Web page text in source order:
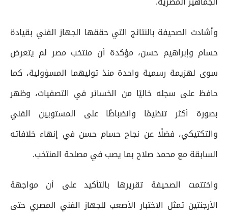
وأشادت الصحيفة بالنتائج التي حققها الجهاز الفني بقيادة
حسام وإبراهيم حسن، مؤكدة أن منتخب مصر لم يتعرض
سوى لهزيمة رسمية واحدة منذ توليهما المسؤولية، كما
حافظ على سجله خاليًا من الخسائر في التصفيات، وظهر
بصورة أكثر تنظيمًا وانضباطًا على المستويين الفني
والتكتيكي، فضلًا عن نجاح حسام حسن في إنهاء خلافاته
السابقة مع محمد صلاح بما يصب في مصلحة المنتخب.
واختتمت الصحيفة تقريرها بالتأكيد على أن مواجهة
الأرجنتين تمثل الاختبار الأصعب للجهاز الفني المصري حتى